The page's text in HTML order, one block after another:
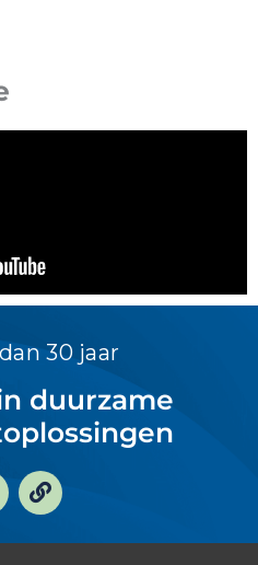
30 jaar
duurzame
L
i
k